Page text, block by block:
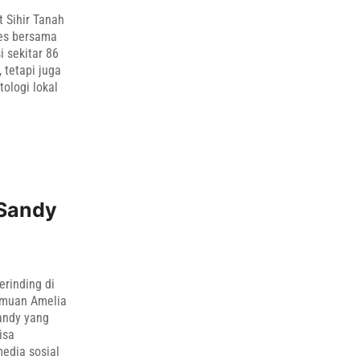
Tanah
bersama
sekitar 86
tetapi juga
lokal
di
Amelia
yang
sosial